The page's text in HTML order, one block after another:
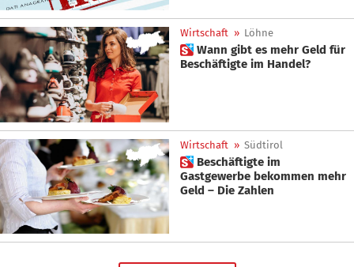
Wirtschaft » Löhne
 Wann gibt es mehr Geld für
Beschäftigte im Handel?
Wirtschaft » Südtirol
 Beschäftigte im
Gastgewerbe bekommen mehr
Geld – Die Zahlen